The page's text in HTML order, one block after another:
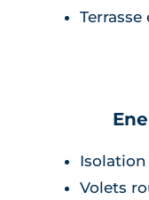
Terrasse
Volets